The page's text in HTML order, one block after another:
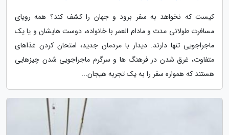
کیست که نخواهد به سفر برود و جهان را کشف کند؟ همه رویای
مسافرت طولانی مدت و مادام العمر با خانواده، دوست هایشان و یا یک
ماجراجویی تنها دارند. دیدار با مردمان جدید، امتحان کردن غذاهای
متفاوت، غرق شدن در فرهنگ ها و سرگرم ماجراجویی شدن چیزهایی
هستند که همواره سفر را به یک تجربه هیجان...